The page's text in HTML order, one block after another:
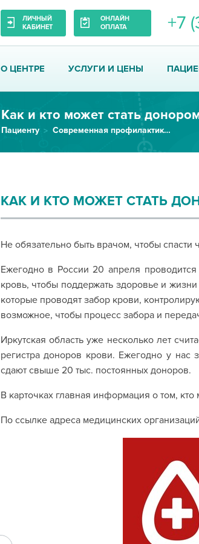
ЛИЧНЫЙ
КАБИНЕТ
ОНЛАЙН
ОПЛАТА
+7
О ЦЕНТРЕ УСЛУГИ И ЦЕНЫ
Как и кто может стать
Пациенту Современная профилактика заболеваний
КАК И КТО МОЖЕТ СТАТЬ
Не обязательно быть врачом, чтобы спасти
Ежегодно в России 20 апреля
кровь, чтобы поддержать здоровье и
которые проводят забор крови,
возможное, чтобы процесс забора и
Иркутская область уже несколько лет
регистра доноров крови. Ежегодно у нас
сдают свыше 20 тыс. постоянных доноров.
В карточках главная информация о том,
По ссылке адреса медицинских